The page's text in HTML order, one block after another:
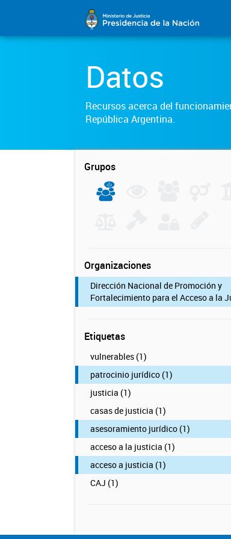
Datos
Recursos acerca del
República Argentina.
Grupos
Organizaciones
Dirección Nacional de Promoción y
Fortalecimiento para el Acceso a la
Etiquetas
vulnerables (1)
patrocinio jurídico (1)
justicia (1)
casas de justicia (1)
asesoramiento jurídico (1)
acceso a la justicia (1)
acceso a justicia (1)
CAJ (1)